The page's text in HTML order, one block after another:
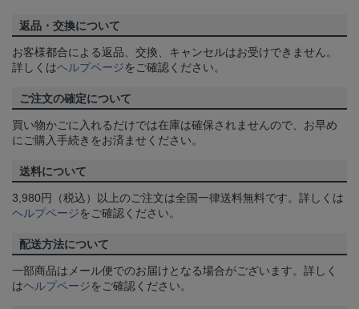
返品・交換について
お客様都合による返品、交換、キャンセルはお受けできません。
詳しくはヘルプページをご確認ください。
ご注文の確定について
買い物かごに入れるだけでは在庫は確保されませんので、お早め
にご購入手続きをお済ませください。
送料について
3,980円（税込）以上のご注文は全国一律送料無料です。詳しくは
ヘルプページをご確認ください。
配送方法について
一部商品はメール便でのお届けとなる場合がございます。詳しく
はヘルプページをご確認ください。